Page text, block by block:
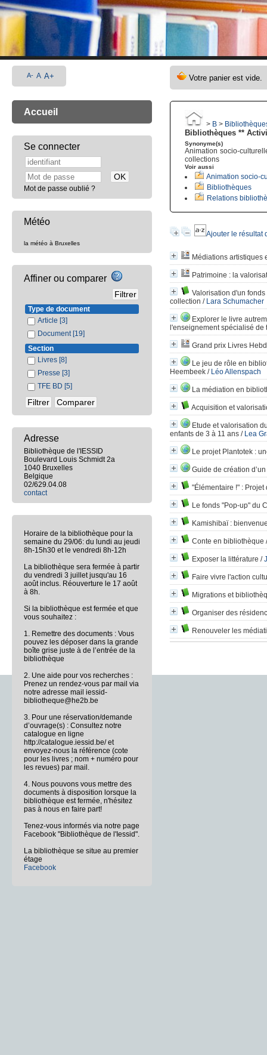
> B >
Bibliothèques **
Synonyme(s)
Animation socio-
collections
Voir aussi
Animation socio-
Bibliothèques
Relations
Ajouter le résultat
Médiations artistiques
Patrimoine : la
Valorisation d'un
collection / Lara Schumacher
Explorer le livre
l'enseignement spécialisé de
Grand prix Livres
Le jeu de rôle en
Heembeek / Léo Allenspach
La médiation en
Acquisition et
Etude et valorisation
enfants de 3 à 11 ans / Lea
Le projet Plantotek :
Guide de création
"Élémentaire !" : Projet
Le fonds "Pop-up" du
Kamishibaï:
Conte en bibliothèque
Exposer la littérature /
Faire vivre l'action
Migrations et
Organiser des
Renouveler les
A- A A+
Accueil
Se connecter
Mot de passe oublié ?
Météo
la météo à Bruxelles
Affiner ou comparer
Type de document
Article [3]
Document [19]
Section
Livres [8]
Presse [3]
TFE BD [5]
Adresse
Bibliothèque de l'IESSID
Boulevard Louis Schmidt 2a
1040 Bruxelles
Belgique
02/629.04.08
contact
Horaire de la bibliothèque pour la
semaine du 29/06: du lundi au jeudi
8h-15h30 et le vendredi 8h-12h
La bibliothèque sera fermée à partir
du vendredi 3 juillet jusqu'au 16
août inclus. Réouverture le 17 août
à 8h.
Si la bibliothèque est fermée et que
vous souhaitez :
1. Remettre des documents : Vous
pouvez les déposer dans la grande
boîte grise juste à de l’entrée de la
bibliothèque
2. Une aide pour vos recherches :
Prenez un rendez-vous par mail via
notre adresse mail iessid-
bibliotheque@he2b.be
3. Pour une réservation/demande
d’ouvrage(s) : Consultez notre
catalogue en ligne
http://catalogue.iessid.be/ et
envoyez-nous la référence (cote
pour les livres ; nom + numéro pour
les revues) par mail.
4. Nous pouvons vous mettre des
documents à disposition lorsque la
bibliothèque est fermée, n'hésitez
pas à nous en faire part!
Tenez-vous informés via notre page
Facebook "Bibliothèque de l'Iessid".
La bibliothèque se situe au premier
étage
Facebook